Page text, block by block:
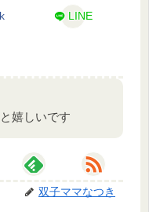
LINE
嬉しいです
双子ママなつき